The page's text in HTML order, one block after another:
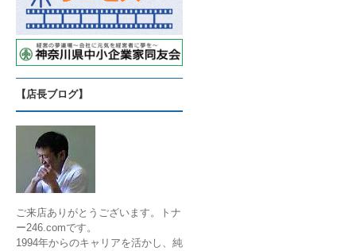
【店長ブログ】
ご来店ありがとうございます。トナ
ー246.comです。
1994年からのキャリアを活かし、純